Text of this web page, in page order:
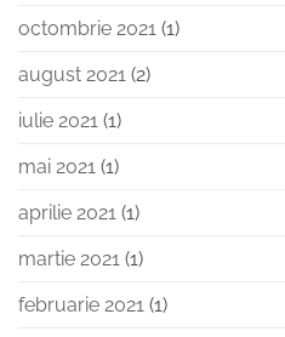
octombrie 2021 (1)
august 2021 (2)
iulie 2021 (1)
mai 2021 (1)
aprilie 2021 (1)
martie 2021 (1)
februarie 2021 (1)